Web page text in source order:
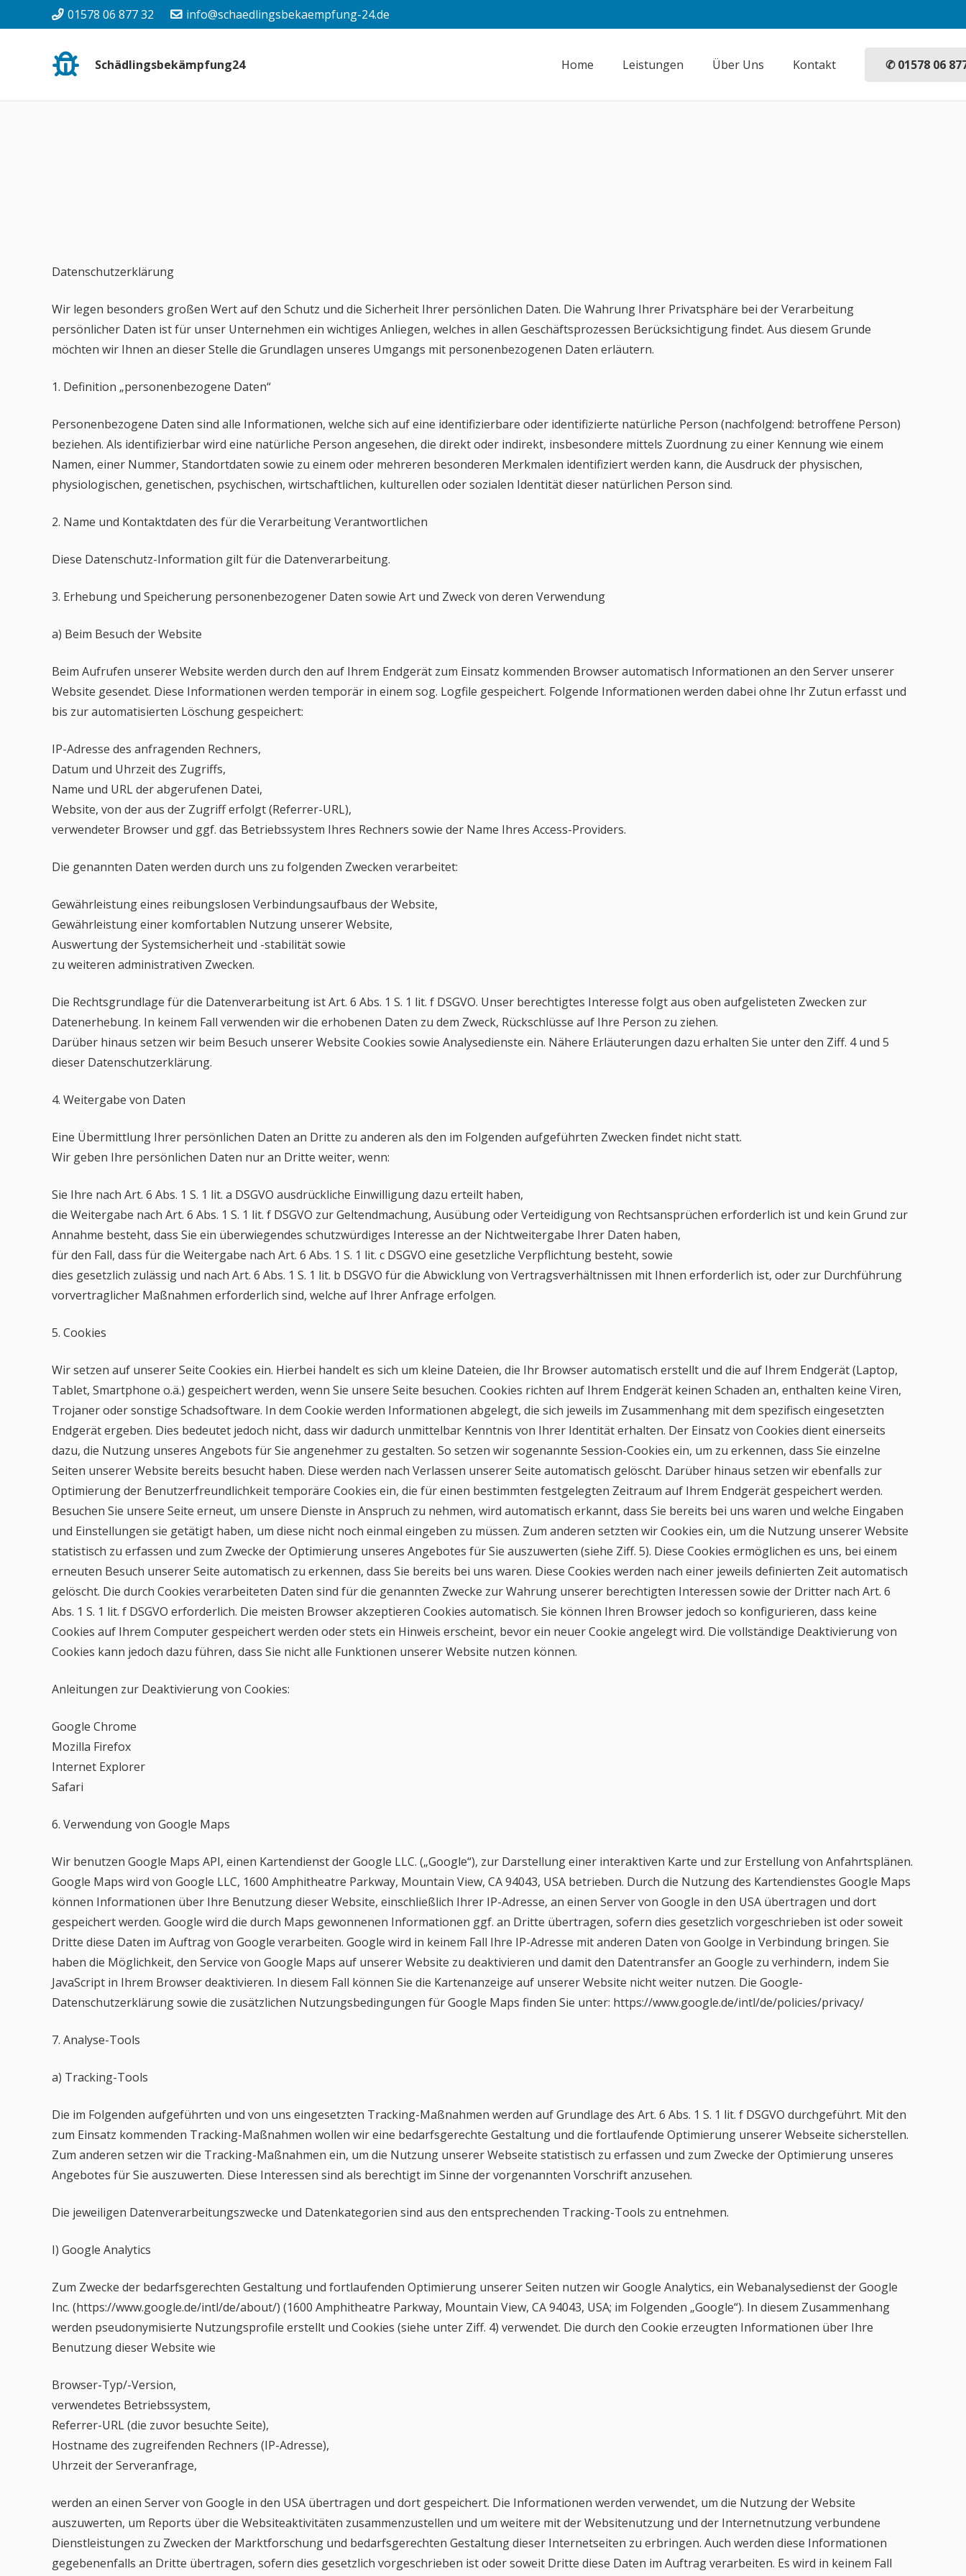
01578 06 877 32 info@schaedlingsbekaempfung-24.de
Schädlingsbekämpfung24 Home Leistungen Über Uns Kontakt ✆ 01578 06
Datenschutzerklärung
Wir legen besonders großen Wert auf den Schutz und die Sicherheit Ihrer persönlichen Daten. Die Wahrung Ihrer Privatsphäre bei der Verarbeitung
persönlicher Daten ist für unser Unternehmen ein wichtiges Anliegen, welches in allen Geschäftsprozessen Berücksichtigung findet. Aus diesem Grunde
möchten wir Ihnen an dieser Stelle die Grundlagen unseres Umgangs mit personenbezogenen Daten erläutern.
1. Definition „personenbezogene Daten“
Personenbezogene Daten sind alle Informationen, welche sich auf eine identifizierbare oder identifizierte natürliche Person (nachfolgend: betroffene Person)
beziehen. Als identifizierbar wird eine natürliche Person angesehen, die direkt oder indirekt, insbesondere mittels Zuordnung zu einer Kennung wie einem
Namen, einer Nummer, Standortdaten sowie zu einem oder mehreren besonderen Merkmalen identifiziert werden kann, die Ausdruck der physischen,
physiologischen, genetischen, psychischen, wirtschaftlichen, kulturellen oder sozialen Identität dieser natürlichen Person sind.
2. Name und Kontaktdaten des für die Verarbeitung Verantwortlichen
Diese Datenschutz-Information gilt für die Datenverarbeitung.
3. Erhebung und Speicherung personenbezogener Daten sowie Art und Zweck von deren Verwendung
a) Beim Besuch der Website
Beim Aufrufen unserer Website werden durch den auf Ihrem Endgerät zum Einsatz kommenden Browser automatisch Informationen an den Server unserer
Website gesendet. Diese Informationen werden temporär in einem sog. Logfile gespeichert. Folgende Informationen werden dabei ohne Ihr Zutun erfasst und
bis zur automatisierten Löschung gespeichert:
IP-Adresse des anfragenden Rechners,
Datum und Uhrzeit des Zugriffs,
Name und URL der abgerufenen Datei,
Website, von der aus der Zugriff erfolgt (Referrer-URL),
verwendeter Browser und ggf. das Betriebssystem Ihres Rechners sowie der Name Ihres Access-Providers.
Die genannten Daten werden durch uns zu folgenden Zwecken verarbeitet:
Gewährleistung eines reibungslosen Verbindungsaufbaus der Website,
Gewährleistung einer komfortablen Nutzung unserer Website,
Auswertung der Systemsicherheit und -stabilität sowie
zu weiteren administrativen Zwecken.
Die Rechtsgrundlage für die Datenverarbeitung ist Art. 6 Abs. 1 S. 1 lit. f DSGVO. Unser berechtigtes Interesse folgt aus oben aufgelisteten Zwecken zur
Datenerhebung. In keinem Fall verwenden wir die erhobenen Daten zu dem Zweck, Rückschlüsse auf Ihre Person zu ziehen.
Darüber hinaus setzen wir beim Besuch unserer Website Cookies sowie Analysedienste ein. Nähere Erläuterungen dazu erhalten Sie unter den Ziff. 4 und 5
dieser Datenschutzerklärung.
4. Weitergabe von Daten
Eine Übermittlung Ihrer persönlichen Daten an Dritte zu anderen als den im Folgenden aufgeführten Zwecken findet nicht statt.
Wir geben Ihre persönlichen Daten nur an Dritte weiter, wenn:
Sie Ihre nach Art. 6 Abs. 1 S. 1 lit. a DSGVO ausdrückliche Einwilligung dazu erteilt haben,
die Weitergabe nach Art. 6 Abs. 1 S. 1 lit. f DSGVO zur Geltendmachung, Ausübung oder Verteidigung von Rechtsansprüchen erforderlich ist und kein Grund zur
Annahme besteht, dass Sie ein überwiegendes schutzwürdiges Interesse an der Nichtweitergabe Ihrer Daten haben,
für den Fall, dass für die Weitergabe nach Art. 6 Abs. 1 S. 1 lit. c DSGVO eine gesetzliche Verpflichtung besteht, sowie
dies gesetzlich zulässig und nach Art. 6 Abs. 1 S. 1 lit. b DSGVO für die Abwicklung von Vertragsverhältnissen mit Ihnen erforderlich ist, oder zur Durchführung
vorvertraglicher Maßnahmen erforderlich sind, welche auf Ihrer Anfrage erfolgen.
5. Cookies
Wir setzen auf unserer Seite Cookies ein. Hierbei handelt es sich um kleine Dateien, die Ihr Browser automatisch erstellt und die auf Ihrem Endgerät (Laptop,
Tablet, Smartphone o.ä.) gespeichert werden, wenn Sie unsere Seite besuchen. Cookies richten auf Ihrem Endgerät keinen Schaden an, enthalten keine Viren,
Trojaner oder sonstige Schadsoftware. In dem Cookie werden Informationen abgelegt, die sich jeweils im Zusammenhang mit dem spezifisch eingesetzten
Endgerät ergeben. Dies bedeutet jedoch nicht, dass wir dadurch unmittelbar Kenntnis von Ihrer Identität erhalten. Der Einsatz von Cookies dient einerseits
dazu, die Nutzung unseres Angebots für Sie angenehmer zu gestalten. So setzen wir sogenannte Session-Cookies ein, um zu erkennen, dass Sie einzelne
Seiten unserer Website bereits besucht haben. Diese werden nach Verlassen unserer Seite automatisch gelöscht. Darüber hinaus setzen wir ebenfalls zur
Optimierung der Benutzerfreundlichkeit temporäre Cookies ein, die für einen bestimmten festgelegten Zeitraum auf Ihrem Endgerät gespeichert werden.
Besuchen Sie unsere Seite erneut, um unsere Dienste in Anspruch zu nehmen, wird automatisch erkannt, dass Sie bereits bei uns waren und welche Eingaben
und Einstellungen sie getätigt haben, um diese nicht noch einmal eingeben zu müssen. Zum anderen setzten wir Cookies ein, um die Nutzung unserer Website
statistisch zu erfassen und zum Zwecke der Optimierung unseres Angebotes für Sie auszuwerten (siehe Ziff. 5). Diese Cookies ermöglichen es uns, bei einem
erneuten Besuch unserer Seite automatisch zu erkennen, dass Sie bereits bei uns waren. Diese Cookies werden nach einer jeweils definierten Zeit automatisch
gelöscht. Die durch Cookies verarbeiteten Daten sind für die genannten Zwecke zur Wahrung unserer berechtigten Interessen sowie der Dritter nach Art. 6
Abs. 1 S. 1 lit. f DSGVO erforderlich. Die meisten Browser akzeptieren Cookies automatisch. Sie können Ihren Browser jedoch so konfigurieren, dass keine
Cookies auf Ihrem Computer gespeichert werden oder stets ein Hinweis erscheint, bevor ein neuer Cookie angelegt wird. Die vollständige Deaktivierung von
Cookies kann jedoch dazu führen, dass Sie nicht alle Funktionen unserer Website nutzen können.
Anleitungen zur Deaktivierung von Cookies:
Google Chrome
Mozilla Firefox
Internet Explorer
Safari
6. Verwendung von Google Maps
Wir benutzen Google Maps API, einen Kartendienst der Google LLC. („Google“), zur Darstellung einer interaktiven Karte und zur Erstellung von Anfahrtsplänen.
Google Maps wird von Google LLC, 1600 Amphitheatre Parkway, Mountain View, CA 94043, USA betrieben. Durch die Nutzung des Kartendienstes Google Maps
können Informationen über Ihre Benutzung dieser Website, einschließlich Ihrer IP-Adresse, an einen Server von Google in den USA übertragen und dort
gespeichert werden. Google wird die durch Maps gewonnenen Informationen ggf. an Dritte übertragen, sofern dies gesetzlich vorgeschrieben ist oder soweit
Dritte diese Daten im Auftrag von Google verarbeiten. Google wird in keinem Fall Ihre IP-Adresse mit anderen Daten von Goolge in Verbindung bringen. Sie
haben die Möglichkeit, den Service von Google Maps auf unserer Website zu deaktivieren und damit den Datentransfer an Google zu verhindern, indem Sie
JavaScript in Ihrem Browser deaktivieren. In diesem Fall können Sie die Kartenanzeige auf unserer Website nicht weiter nutzen. Die Google-
Datenschutzerklärung sowie die zusätzlichen Nutzungsbedingungen für Google Maps finden Sie unter: https://www.google.de/intl/de/policies/privacy/
7. Analyse-Tools
a) Tracking-Tools
Die im Folgenden aufgeführten und von uns eingesetzten Tracking-Maßnahmen werden auf Grundlage des Art. 6 Abs. 1 S. 1 lit. f DSGVO durchgeführt. Mit den
zum Einsatz kommenden Tracking-Maßnahmen wollen wir eine bedarfsgerechte Gestaltung und die fortlaufende Optimierung unserer Webseite sicherstellen.
Zum anderen setzen wir die Tracking-Maßnahmen ein, um die Nutzung unserer Webseite statistisch zu erfassen und zum Zwecke der Optimierung unseres
Angebotes für Sie auszuwerten. Diese Interessen sind als berechtigt im Sinne der vorgenannten Vorschrift anzusehen.
Die jeweiligen Datenverarbeitungszwecke und Datenkategorien sind aus den entsprechenden Tracking-Tools zu entnehmen.
I) Google Analytics
Zum Zwecke der bedarfsgerechten Gestaltung und fortlaufenden Optimierung unserer Seiten nutzen wir Google Analytics, ein Webanalysedienst der Google
Inc. (https://www.google.de/intl/de/about/) (1600 Amphitheatre Parkway, Mountain View, CA 94043, USA; im Folgenden „Google“). In diesem Zusammenhang
werden pseudonymisierte Nutzungsprofile erstellt und Cookies (siehe unter Ziff. 4) verwendet. Die durch den Cookie erzeugten Informationen über Ihre
Benutzung dieser Website wie
Browser-Typ/-Version,
verwendetes Betriebssystem,
Referrer-URL (die zuvor besuchte Seite),
Hostname des zugreifenden Rechners (IP-Adresse),
Uhrzeit der Serveranfrage,
werden an einen Server von Google in den USA übertragen und dort gespeichert. Die Informationen werden verwendet, um die Nutzung der Website
auszuwerten, um Reports über die Websiteaktivitäten zusammenzustellen und um weitere mit der Websitenutzung und der Internetnutzung verbundene
Dienstleistungen zu Zwecken der Marktforschung und bedarfsgerechten Gestaltung dieser Internetseiten zu erbringen. Auch werden diese Informationen
gegebenenfalls an Dritte übertragen, sofern dies gesetzlich vorgeschrieben ist oder soweit Dritte diese Daten im Auftrag verarbeiten. Es wird in keinem Fall